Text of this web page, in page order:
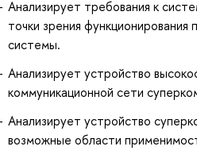
Анализирует требования к
точки зрения функционирования
системы.
Анализирует устройство
коммуникационной сети
Анализирует устройство
возможные области